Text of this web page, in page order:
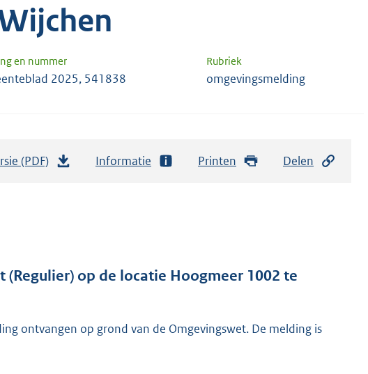
en nummer Rubriek
2025, 541838 omgevingsmelding
(PDF)
d
r
Informatie Printen Delen
op de locatie Hoogmeer 1002 te
ontvangen op grond van de Omgevingswet. De melding is